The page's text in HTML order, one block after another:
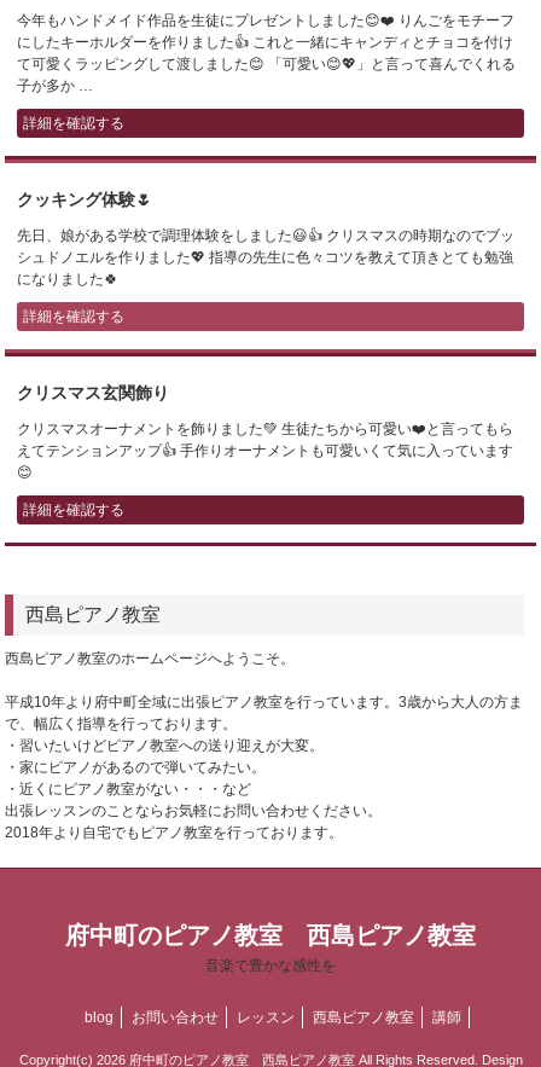
今年もハンドメイド作品を生徒にプレゼントしました😊❤️ りんごをモチーフ
にしたキーホルダーを作りました👍 これと一緒にキャンディとチョコを付け
て可愛くラッピングして渡しました😊 「可愛い😊💖」と言って喜んでくれる
子が多か …
詳細を確認する
クッキング体験🌷
先日、娘がある学校で調理体験をしました😃👍 クリスマスの時期なのでブッ
シュドノエルを作りました💖 指導の先生に色々コツを教えて頂きとても勉強
になりました🍀
詳細を確認する
クリスマス玄関飾り
クリスマスオーナメントを飾りました💚 生徒たちから可愛い❤️と言ってもら
えてテンションアップ👍 手作りオーナメントも可愛いくて気に入っています
😊
詳細を確認する
西島ピアノ教室
西島ピアノ教室のホームページへようこそ。
平成10年より府中町全域に出張ピアノ教室を行っています。3歳から大人の方ま
で、幅広く指導を行っております。
・習いたいけどピアノ教室への送り迎えが大変。
・家にピアノがあるので弾いてみたい。
・近くにピアノ教室がない・・・など
出張レッスンのことならお気軽にお問い合わせください。
2018年より自宅でもピアノ教室を行っております。
府中町のピアノ教室 西島ピアノ教室
音楽で豊かな感性を
blog お問い合わせ レッスン 西島ピアノ教室 講師
Copyright(c) 2026 府中町のピアノ教室 西島ピアノ教室 All Rights Reserved. Design